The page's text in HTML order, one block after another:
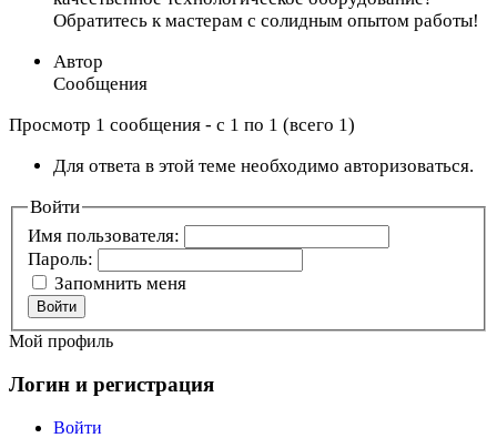
Обратитесь к мастерам с солидным опытом работы!
Автор
Сообщения
Просмотр 1 сообщения - с 1 по 1 (всего 1)
Для ответа в этой теме необходимо авторизоваться.
Войти
Имя пользователя:
Пароль:
Запомнить меня
Войти
Мой профиль
Логин и регистрация
Войти